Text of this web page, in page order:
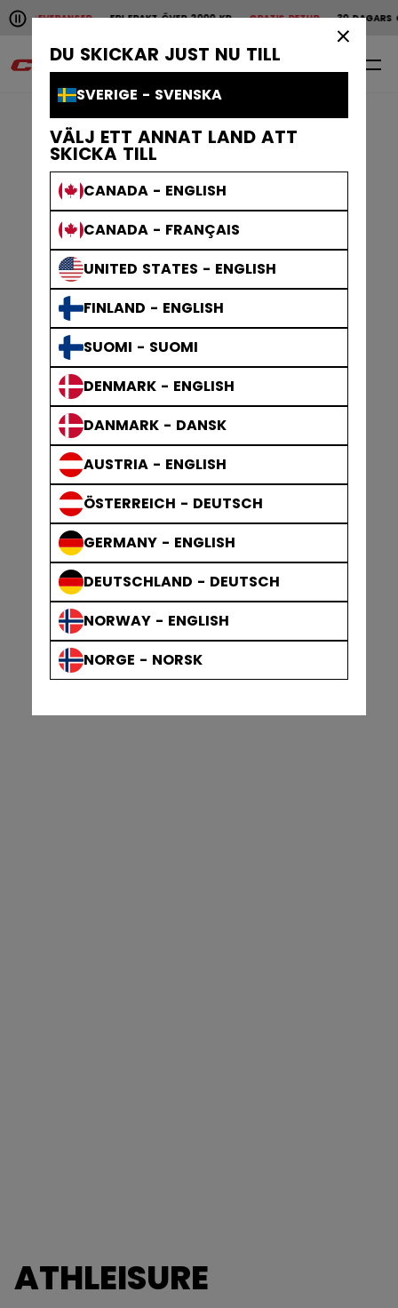
DU SKICKAR JUST NU TILL
SVERIGE - SVENSKA
VÄLJ ETT ANNAT LAND ATT
SKICKA TILL
CANADA - ENGLISH
CANADA - FRANÇAIS
UNITED STATES - ENGLISH
FINLAND - ENGLISH
SUOMI - SUOMI
DENMARK - ENGLISH
DANMARK - DANSK
AUSTRIA - ENGLISH
ÖSTERREICH - DEUTSCH
GERMANY - ENGLISH
DEUTSCHLAND - DEUTSCH
NORWAY - ENGLISH
NORGE - NORSK
Pause the horizontal scroll animation.
FRI FRAKT ÖVER 2000 KRGRATIS RETUR30 DAGARS ÖPPET
Snabba leveranser Fri frakt över 2000 kr
0
ATHLEISURE